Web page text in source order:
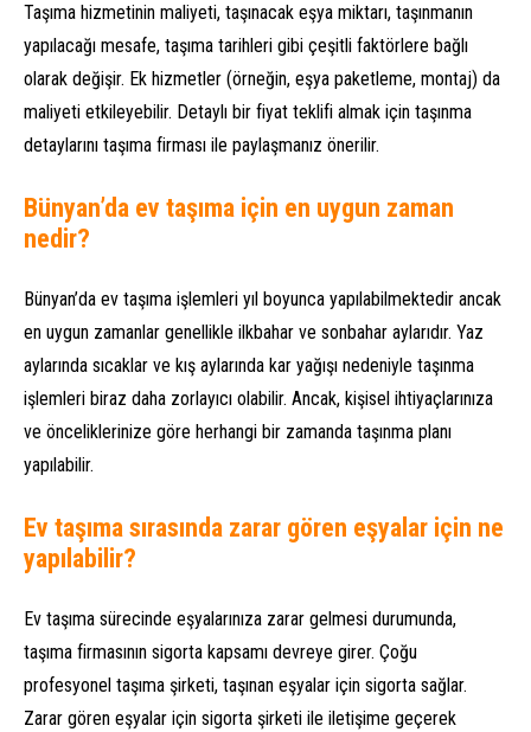
Taşıma hizmetinin maliyeti, taşınacak eşya miktarı, taşınmanın
yapılacağı mesafe, taşıma tarihleri gibi çeşitli faktörlere bağlı
olarak değişir. Ek hizmetler (örneğin, eşya paketleme, montaj) da
maliyeti etkileyebilir. Detaylı bir fiyat teklifi almak için taşınma
detaylarını taşıma firması ile paylaşmanız önerilir.
Bünyan’da ev taşıma için en uygun zaman
nedir?
Bünyan’da ev taşıma işlemleri yıl boyunca yapılabilmektedir ancak
en uygun zamanlar genellikle ilkbahar ve sonbahar aylarıdır. Yaz
aylarında sıcaklar ve kış aylarında kar yağışı nedeniyle taşınma
işlemleri biraz daha zorlayıcı olabilir. Ancak, kişisel ihtiyaçlarınıza
ve önceliklerinize göre herhangi bir zamanda taşınma planı
yapılabilir.
Ev taşıma sırasında zarar gören eşyalar için ne
yapılabilir?
Ev taşıma sürecinde eşyalarınıza zarar gelmesi durumunda,
taşıma firmasının sigorta kapsamı devreye girer. Çoğu
profesyonel taşıma şirketi, taşınan eşyalar için sigorta sağlar.
Zarar gören eşyalar için sigorta şirketi ile iletişime geçerek